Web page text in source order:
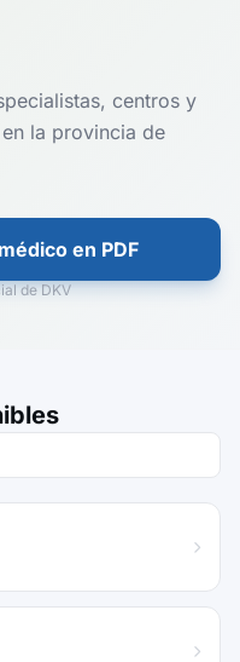
centros y
la provincia de
en PDF
de DKV